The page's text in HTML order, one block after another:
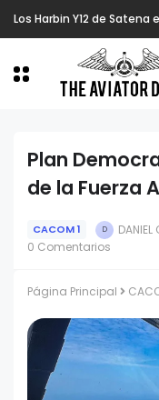
Plan
de la Fuerza
CACOM 1 D DANIEL
0 Comentarios
Página Principal